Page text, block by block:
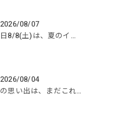
2026/08/07
明日8/8(土)は、夏のイベントがいっぱい🎆
2026/08/04
夏の思い出は、まだこれから。